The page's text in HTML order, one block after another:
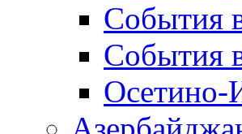
События
События
Осетино-